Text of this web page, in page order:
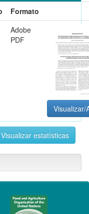
Formato
Adobe
PDF
Visualizar/
Visualizar estatísticas